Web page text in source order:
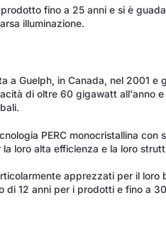
fino a 25 anni e si è
illuminazione.
a Guelph, in Canada, nel 2001
di oltre 60 gigawatt all'anno
PERC monocristallina con
la loro alta efficienza e la loro
apprezzati per il
di 12 anni per i prodotti e fino a